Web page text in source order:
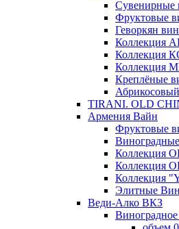
Сувенирные
Фруктовые
Геворкян
Коллекция
Коллекция
Коллекция
Креплёные
TIRANI. OLD
Армения Вайн
Фруктовые
Коллекция
Коллекция
Коллекция
Элитные
Веди-Алко ВКЗ